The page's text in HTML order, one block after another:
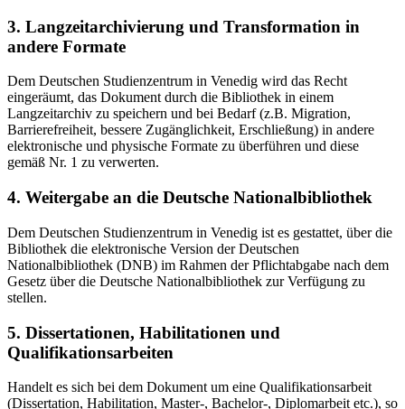
3. Langzeitarchivierung und Transformation in
andere Formate
Dem Deutschen Studienzentrum in Venedig wird das Recht
eingeräumt, das Dokument durch die Bibliothek in einem
Langzeitarchiv zu speichern und bei Bedarf (z.B. Migration,
Barrierefreiheit, bessere Zugänglichkeit, Erschließung) in andere
elektronische und physische Formate zu überführen und diese
gemäß Nr. 1 zu verwerten.
4. Weitergabe an die Deutsche Nationalbibliothek
Dem Deutschen Studienzentrum in Venedig ist es gestattet, über die
Bibliothek die elektronische Version der Deutschen
Nationalbibliothek (DNB) im Rahmen der Pflichtabgabe nach dem
Gesetz über die Deutsche Nationalbibliothek zur Verfügung zu
stellen.
5. Dissertationen, Habilitationen und
Qualifikationsarbeiten
Handelt es sich bei dem Dokument um eine Qualifikationsarbeit
(Dissertation, Habilitation, Master-, Bachelor-, Diplomarbeit etc.), so